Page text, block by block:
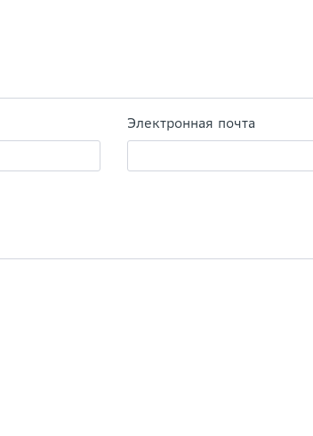
Электронная почта